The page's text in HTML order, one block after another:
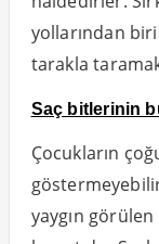
yollarından
tarakla
Saç bitlerinin
Çocukların
yaygın